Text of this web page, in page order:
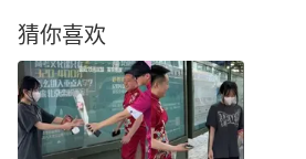
猜你喜欢